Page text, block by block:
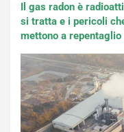
Il gas radon è
si tratta e i pericoli
mettono a